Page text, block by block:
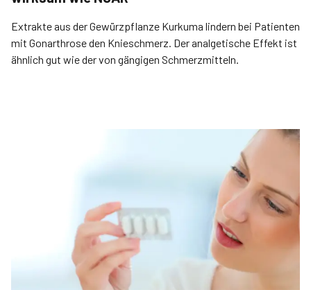
Extrakte aus der Gewürzpflanze Kurkuma lindern bei Patienten
mit Gonarthrose den Knieschmerz. Der analgetische Effekt ist
ähnlich gut wie der von gängigen Schmerzmitteln.